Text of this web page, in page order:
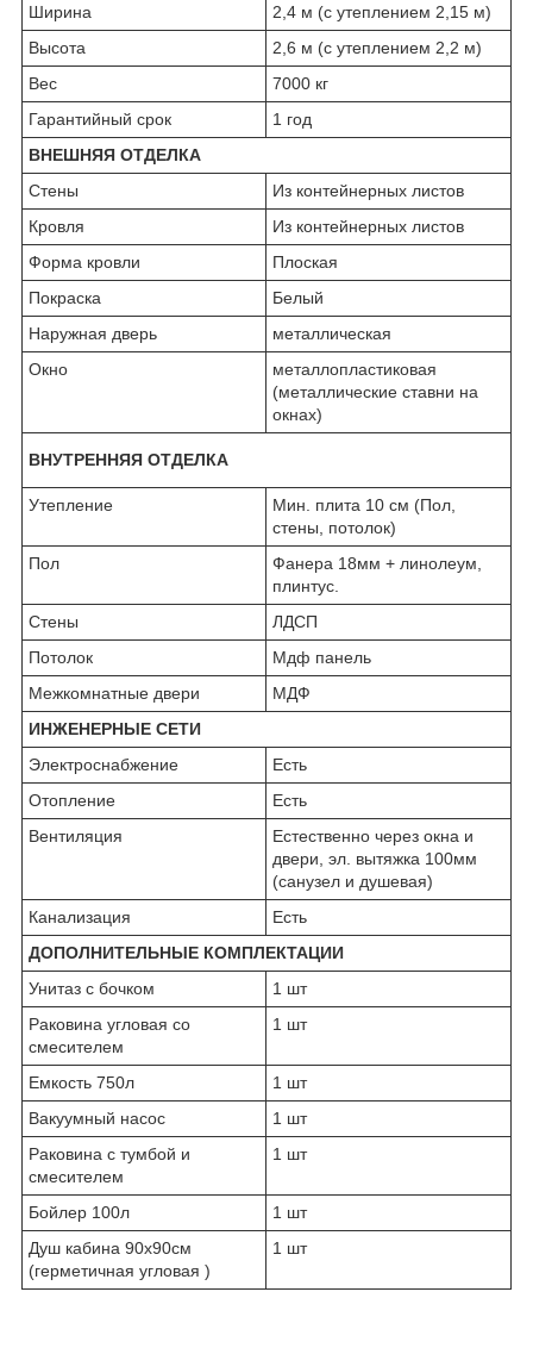
Ширина
2,4 м (с утеплением 2,15 м)
Высота
2,6 м (с утеплением 2,2 м)
Вес
7000 кг
Гарантийный срок
1 год
ВНЕШНЯЯ ОТДЕЛКА
Стены
Из контейнерных листов
Кровля
Из контейнерных листов
Форма кровли
Плоская
Покраска
Белый
Наружная дверь
металлическая
Окно
металлопластиковая
(металлические ставни на
окнах)
ВНУТРЕННЯЯ ОТДЕЛКА
Утепление
Мин. плита 10 см (Пол,
стены, потолок)
Пол
Фанера 18мм + линолеум,
плинтус.
Стены
ЛДСП
Потолок
Мдф панель
Межкомнатные двери
МДФ
ИНЖЕНЕРНЫЕ СЕТИ
Электроснабжение
Есть
Отопление
Есть
Вентиляция
Естественно через окна и
двери, эл. вытяжка 100мм
(санузел и душевая)
Канализация
Есть
ДОПОЛНИТЕЛЬНЫЕ КОМПЛЕКТАЦИИ
Унитаз с бочком
1 шт
Раковина угловая со
смесителем
1 шт
Емкость 750л
1 шт
Вакуумный насос
1 шт
Раковина с тумбой и
смесителем
1 шт
Бойлер 100л
1 шт
Душ кабина 90х90см
(герметичная угловая )
1 шт